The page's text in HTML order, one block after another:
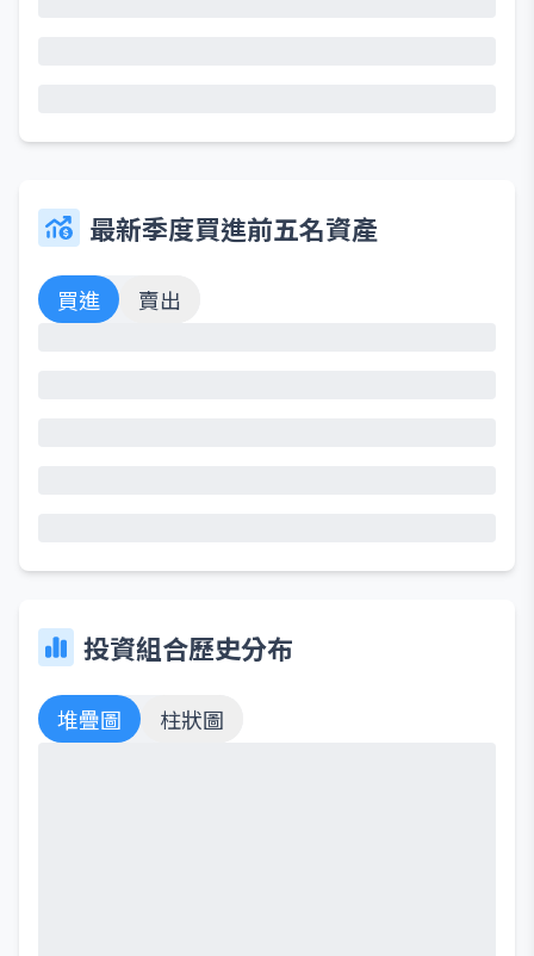
最新季度買進前五名資產
買進 賣出
投資組合歷史分布
堆疊圖 柱狀圖